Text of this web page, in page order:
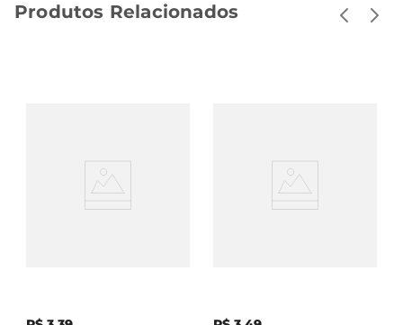
Produtos Relacionados